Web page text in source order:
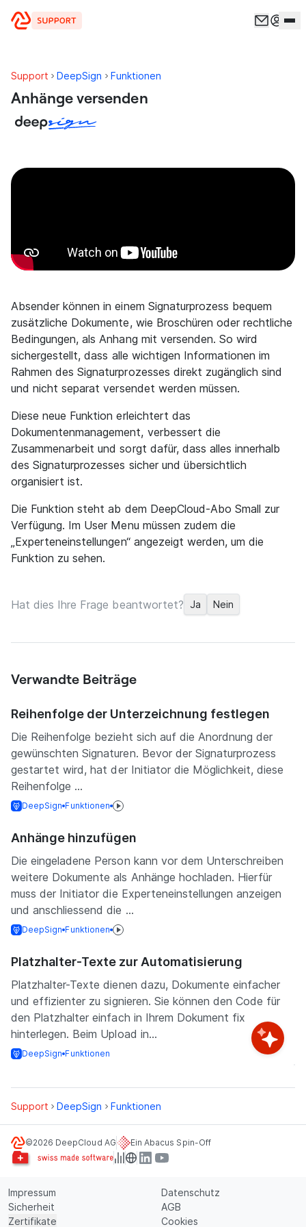
Support DeepSign Funktionen
Anhänge versenden
Absender können in einem Signaturprozess bequem
zusätzliche Dokumente, wie Broschüren oder rechtliche
Bedingungen, als Anhang mit versenden. So wird
sichergestellt, dass alle wichtigen Informationen im
Rahmen des Signaturprozesses direkt zugänglich sind
und nicht separat versendet werden müssen.
Diese neue Funktion erleichtert das
Dokumentenmanagement, verbessert die
Zusammenarbeit und sorgt dafür, dass alles innerhalb
des Signaturprozesses sicher und übersichtlich
organisiert ist.
Die Funktion steht ab dem DeepCloud-Abo Small zur
Verfügung. Im User Menu müssen zudem die
„Experteneinstellungen“ angezeigt werden, um die
Funktion zu sehen.
Hat dies Ihre Frage beantwortet? Ja Nein
Verwandte Beiträge
Reihenfolge der Unterzeichnung festlegen
Die Reihenfolge bezieht sich auf die Anordnung der
gewünschten Signaturen. Bevor der Signaturprozess
gestartet wird, hat der Initiator die Möglichkeit, diese
Reihenfolge ...
DeepSign Funktionen
Anhänge hinzufügen
Die eingeladene Person kann vor dem Unterschreiben
weitere Dokumente als Anhänge hochladen. Hierfür
muss der Initiator die Experteneinstellungen anzeigen
und anschliessend die ...
DeepSign Funktionen
Platzhalter-Texte zur Automatisierung
Platzhalter-Texte dienen dazu, Dokumente einfacher
und effizienter zu signieren. Sie können den Code für
den Platzhalter einfach in Ihrem Dokument fix
hinterlegen. Beim Upload in...
DeepSign Funktionen
Support DeepSign Funktionen
©2026 DeepCloud AG Ein Abacus Spin-Off
Impressum
Datenschutz
Sicherheit
AGB
Zertifikate
Cookies